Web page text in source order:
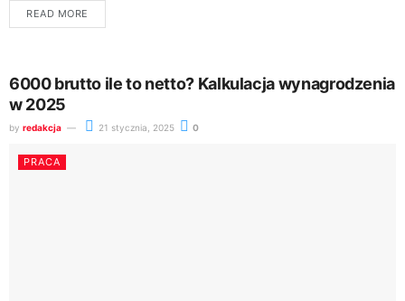
READ MORE
6000 brutto ile to netto? Kalkulacja wynagrodzenia
w 2025
by redakcja 21 stycznia, 2025 0
PRACA